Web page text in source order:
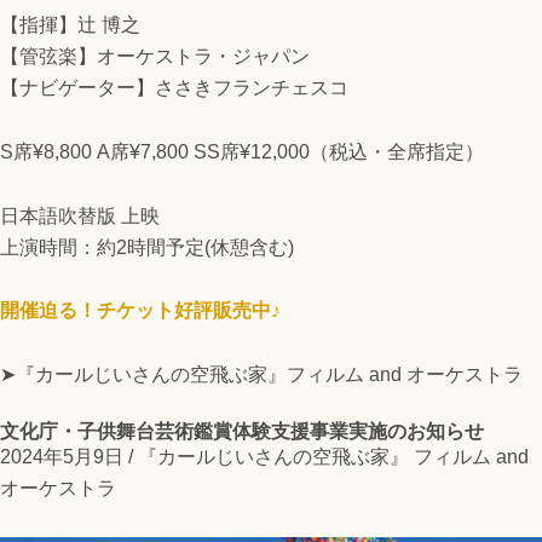
【指揮】辻 博之
【管弦楽】オーケストラ・ジャパン
【ナビゲーター】ささきフランチェスコ
S席¥8,800 A席¥7,800 SS席¥12,000（税込・全席指定）
日本語吹替版 上映
上演時間：約2時間予定(休憩含む)
開催迫る！チケット好評販売中♪
➤『カールじいさんの空飛ぶ家』フィルム and オーケストラ
文化庁・子供舞台芸術鑑賞体験支援事業実施のお知らせ
2024年5月9日 /
『カールじいさんの空飛ぶ家』 フィルム and
オーケストラ